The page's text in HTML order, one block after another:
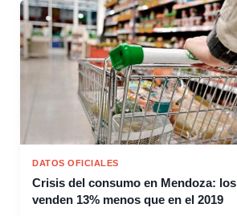
DATOS OFICIALES
Crisis del consumo en Mendoza:
venden 13% menos que en el 2019